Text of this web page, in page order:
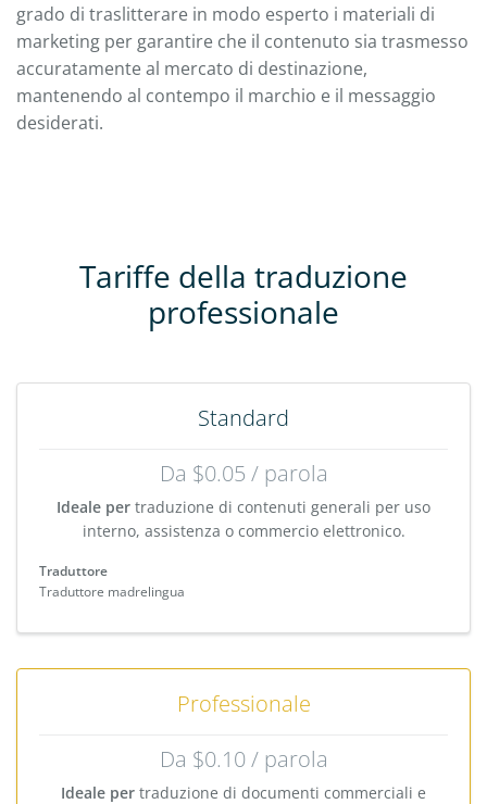
grado di traslitterare in modo esperto i materiali di
marketing per garantire che il contenuto sia trasmesso
accuratamente al mercato di destinazione,
mantenendo al contempo il marchio e il messaggio
desiderati.
Tariffe della traduzione
professionale
Standard
Da $0.05 / parola
Ideale per traduzione di contenuti generali per uso
interno, assistenza o commercio elettronico.
Traduttore
Traduttore madrelingua
Professionale
Da $0.10 / parola
Ideale per traduzione di documenti commerciali e